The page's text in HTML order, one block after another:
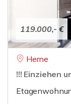
119.000,- €
Herne
!!! Einziehen